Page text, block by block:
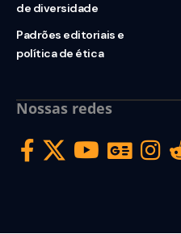
de diversidade
Padrões editoriais e
política de ética
Nossas redes